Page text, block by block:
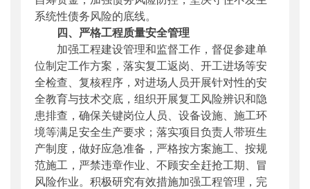
系统性债务风险的底线。
四、严格工程质量安全管理
加强工程建设管理和监督工作，督促参建单
位制定工作方案，落实复工返岗、开工进场等安
全检查、复核程序，对进场人员开展针对性的安
全教育与技术交底，组织开展复工风险辨识和隐
患排查，确保关键岗位人员、设备设施、施工环
境等满足安全生产要求；落实项目负责人带班生
产制度，做好应急准备，严格按方案施工、按规
范施工，严禁违章作业、不顾安全赶抢工期、冒
风险作业。积极研究有效措施加强工程管理，完